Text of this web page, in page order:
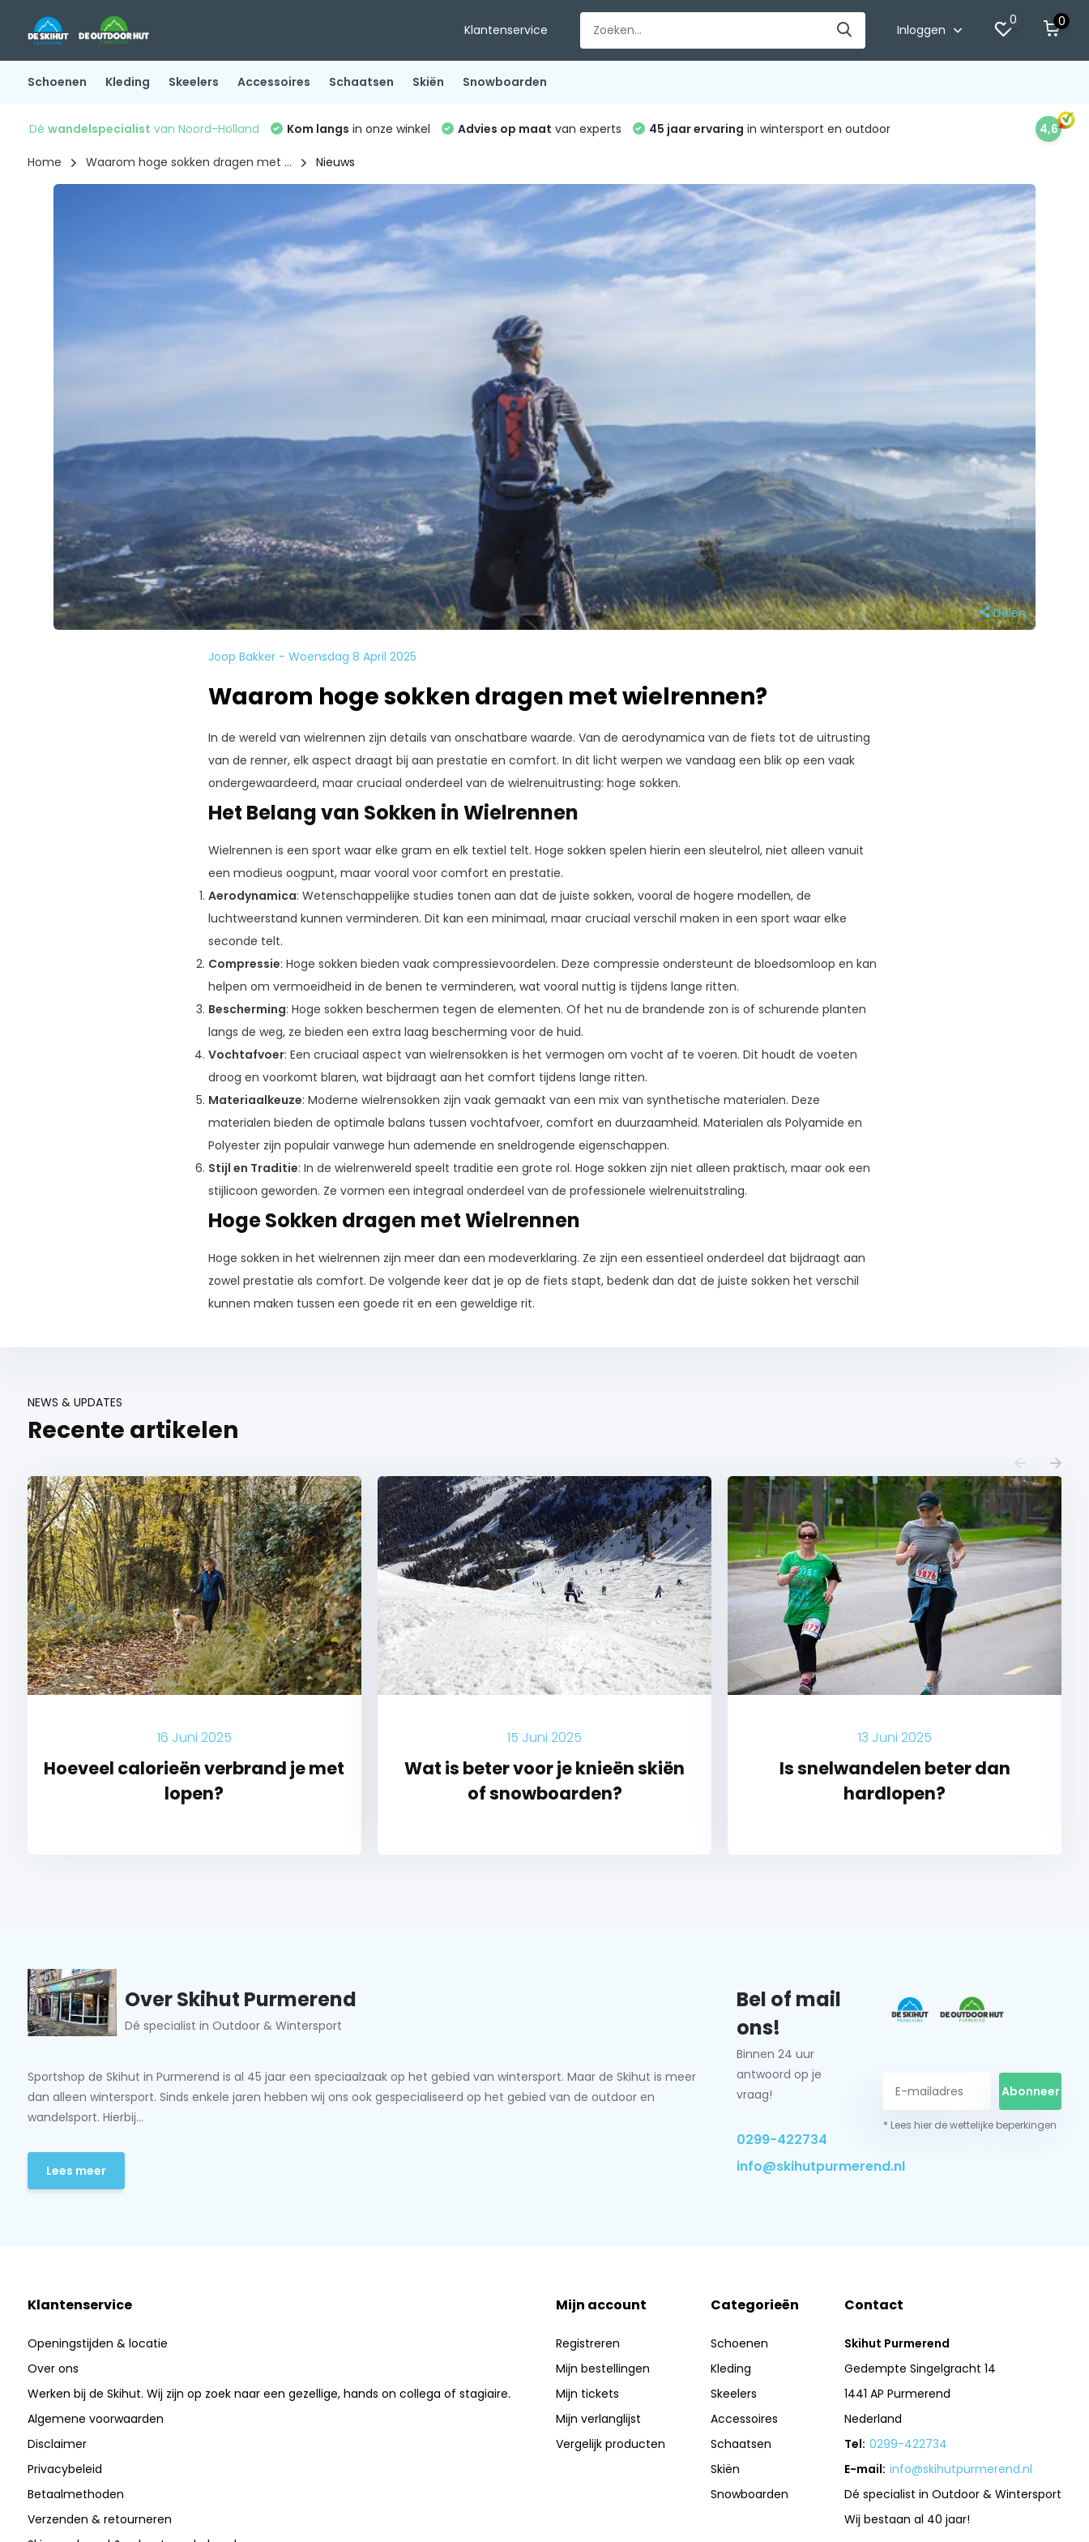
Klantenservice Inloggen
0 0
Schoenen Kleding Skeelers Accessoires Schaatsen Skiën Snowboarden
Dé wandelspecialist van Noord-Holland Kom langs in onze winkel Advies op maat van experts 45 jaar ervaring in wintersport en outdoor 4,6
Home Waarom hoge sokken dragen met ... Nieuws
Delen
Joop Bakker - Woensdag 8 April 2025
Waarom hoge sokken dragen met wielrennen?
In de wereld van wielrennen zijn details van onschatbare waarde. Van de aerodynamica van de fiets tot de uitrusting
van de renner, elk aspect draagt bij aan prestatie en comfort. In dit licht werpen we vandaag een blik op een vaak
ondergewaardeerd, maar cruciaal onderdeel van de wielrenuitrusting: hoge sokken.
Het Belang van Sokken in Wielrennen
Wielrennen is een sport waar elke gram en elk textiel telt. Hoge sokken spelen hierin een sleutelrol, niet alleen vanuit
een modieus oogpunt, maar vooral voor comfort en prestatie.
Aerodynamica: Wetenschappelijke studies tonen aan dat de juiste sokken, vooral de hogere modellen, de
luchtweerstand kunnen verminderen. Dit kan een minimaal, maar cruciaal verschil maken in een sport waar elke
seconde telt.
Compressie: Hoge sokken bieden vaak compressievoordelen. Deze compressie ondersteunt de bloedsomloop en kan
helpen om vermoeidheid in de benen te verminderen, wat vooral nuttig is tijdens lange ritten.
Bescherming: Hoge sokken beschermen tegen de elementen. Of het nu de brandende zon is of schurende planten
langs de weg, ze bieden een extra laag bescherming voor de huid.
Vochtafvoer: Een cruciaal aspect van wielrensokken is het vermogen om vocht af te voeren. Dit houdt de voeten
droog en voorkomt blaren, wat bijdraagt aan het comfort tijdens lange ritten.
Materiaalkeuze: Moderne wielrensokken zijn vaak gemaakt van een mix van synthetische materialen. Deze
materialen bieden de optimale balans tussen vochtafvoer, comfort en duurzaamheid. Materialen als Polyamide en
Polyester zijn populair vanwege hun ademende en sneldrogende eigenschappen.
Stijl en Traditie: In de wielrenwereld speelt traditie een grote rol. Hoge sokken zijn niet alleen praktisch, maar ook een
stijlicoon geworden. Ze vormen een integraal onderdeel van de professionele wielrenuitstraling.
Hoge Sokken dragen met Wielrennen
Hoge sokken in het wielrennen zijn meer dan een modeverklaring. Ze zijn een essentieel onderdeel dat bijdraagt aan
zowel prestatie als comfort. De volgende keer dat je op de fiets stapt, bedenk dan dat de juiste sokken het verschil
kunnen maken tussen een goede rit en een geweldige rit.
NEWS & UPDATES
Recente artikelen
16 Juni 2025
Hoeveel calorieën verbrand je met
lopen?
15 Juni 2025
Wat is beter voor je knieën skiën
of snowboarden?
13 Juni 2025
Is snelwandelen beter dan
hardlopen?
Over Skihut Purmerend
Dé specialist in Outdoor & Wintersport
Sportshop de Skihut in Purmerend is al 45 jaar een speciaalzaak op het gebied van wintersport. Maar de Skihut is meer
dan alleen wintersport. Sinds enkele jaren hebben wij ons ook gespecialiseerd op het gebied van de outdoor en
wandelsport. Hierbij...
Lees meer
Bel of mail
ons!
Binnen 24 uur
antwoord op je
vraag!
0299-422734
info@skihutpurmerend.nl
Abonneer
* Lees hier de wettelijke beperkingen
Klantenservice
Openingstijden & locatie
Over ons
Werken bij de Skihut. Wij zijn op zoek naar een gezellige, hands on collega of stagiaire.
Algemene voorwaarden
Disclaimer
Privacybeleid
Betaalmethoden
Verzenden & retourneren
Mijn account
Registreren
Mijn bestellingen
Mijn tickets
Mijn verlanglijst
Vergelijk producten
Categorieën
Schoenen
Kleding
Skeelers
Accessoires
Schaatsen
Skiën
Snowboarden
Contact
Skihut Purmerend
Gedempte Singelgracht 14
1441 AP Purmerend
Nederland
Tel: 0299-422734
E-mail: info@skihutpurmerend.nl
Dé specialist in Outdoor & Wintersport
Wij bestaan al 40 jaar!